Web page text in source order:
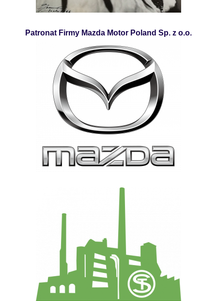
Patronat Firmy Mazda Motor Poland Sp. z o.o.